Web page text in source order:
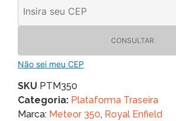
CONSULTAR
Não sei meu CEP
SKU PTM350
Categoria: Plataforma Traseira
Marca: Meteor 350, Royal Enfield